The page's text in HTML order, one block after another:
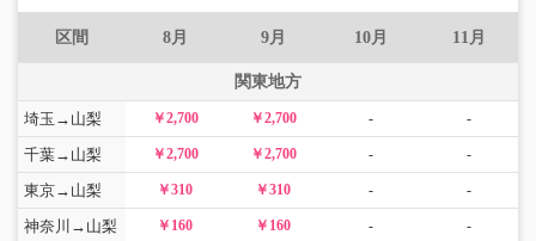
区間 8月 9月 10月 11月
関東地方
埼玉→山梨 ￥2,700 ￥2,700 - -
千葉→山梨 ￥2,700 ￥2,700 - -
東京→山梨 ￥310 ￥310 - -
神奈川→山梨 ￥160 ￥160 - -